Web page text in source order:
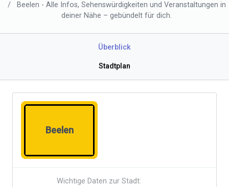
Beelen - Alle Infos, Sehenswürdigkeiten und Veranstaltungen in
deiner Nähe – gebündelt für dich.
Überblick
Stadtplan
Beelen
Wichtige Daten zur Stadt: